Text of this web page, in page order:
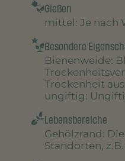
Gießen
mittel : Je nach
Besondere
Bienenweide:
Trockenheit
ungiftig:
Lebensbereiche
Gehölzrand:
Standorten,